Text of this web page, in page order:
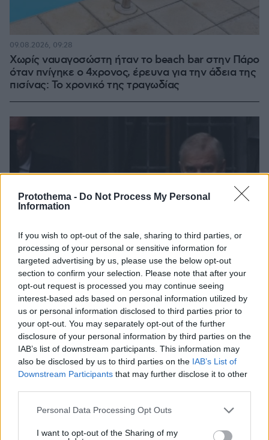
Protothema - Do Not Process My Personal
Information
If you wish to opt-out of the sale, sharing to third parties, or
processing of your personal or sensitive information for
targeted advertising by us, please use the below opt-out
section to confirm your selection. Please note that after your
opt-out request is processed you may continue seeing
interest-based ads based on personal information utilized by
us or personal information disclosed to third parties prior to
your opt-out. You may separately opt-out of the further
disclosure of your personal information by third parties on the
IAB’s list of downstream participants. This information may
also be disclosed by us to third parties on the IAB’s List of
Downstream Participants that may further disclose it to other
Please note that this website/app uses one or more Google
not limited to your visit or usage behaviour. You may click to
Personal Data Processing Opt Outs
I want to opt-out of the Sharing of my
Χωρίς ναυαγοσώστη ήταν το beach bar στην Πάρο
όταν πνίγηκε ο 4χρονος, έρευνα για την άδεια της
πισίνας: Το χρονικό της τραγωδίας
09.08.2026, 09:28
Βασιλική κηδεία προβλέπεται για τον πρίγκιπα
Άντριου όταν πεθάνει παρά την αποκαθήλωσή
του, αντιδράσεις για το «μυστικό σχέδιο»
09.08.2026, 08:01